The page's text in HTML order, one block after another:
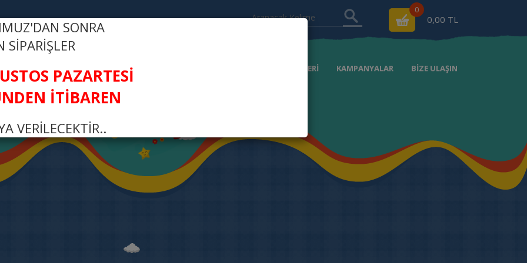
0
0,00 TL
FIRSAT ÜRÜNLERİ KAMPANYALAR BİZE ULAŞIN
SONRA
SİPARİŞLER
PAZARTESİ
İTİBAREN
VERİLECEKTİR..